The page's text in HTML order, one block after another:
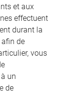
et aux
effectuent
durant la
de
vous
un
de